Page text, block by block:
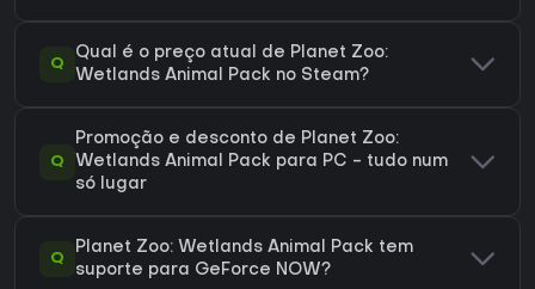
Q
Qual é o preço atual de Planet Zoo:
Wetlands Animal Pack no Steam?
Q
Promoção e desconto de Planet Zoo:
Wetlands Animal Pack para PC - tudo num
só lugar
Q
Planet Zoo: Wetlands Animal Pack tem
suporte para GeForce NOW?